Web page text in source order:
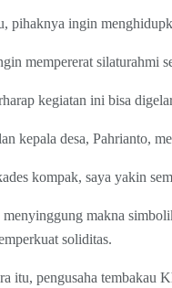
pihaknya ingin
mempererat silaturahmi
kegiatan ini bisa
kepala desa, Pahrianto,
kompak, saya yakin
makna
soliditas.
itu, pengusaha tembakau